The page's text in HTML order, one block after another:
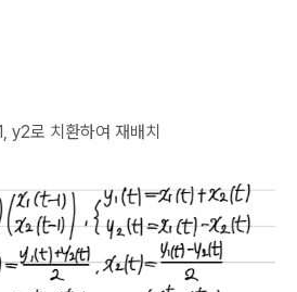
y2로 치환하여 재배치